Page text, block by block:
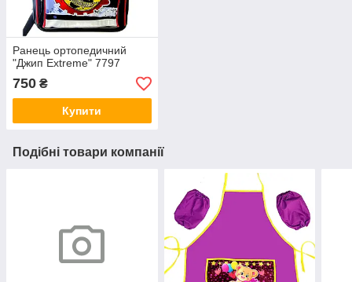
Ранець ортопедичний
"Джип Extreme" 7797
750 ₴
Купити
Подібні товари компанії